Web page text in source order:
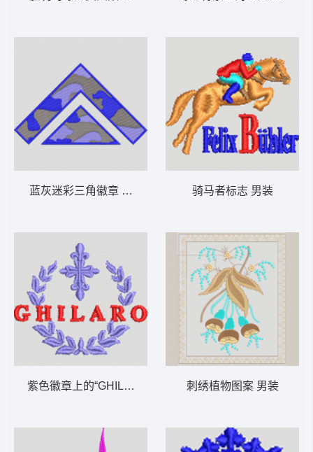
蓝灰迷彩三角徽章 男装
紫色徽章上的“GHILARO”字样 男装
骑马者标志 男装
刺绣植物图案 男装